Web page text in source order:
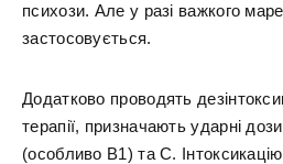
психози. Але у разі важкого
застосовується.
Додатково проводять
терапії, призначають ударні
(особливо В1) та С.